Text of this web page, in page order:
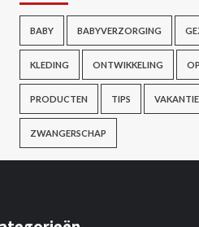
BABY BABYVERZORGING
KLEDING ONTWIKKELING
PRODUCTEN TIPS VAKANTIE
ZWANGERSCHAP